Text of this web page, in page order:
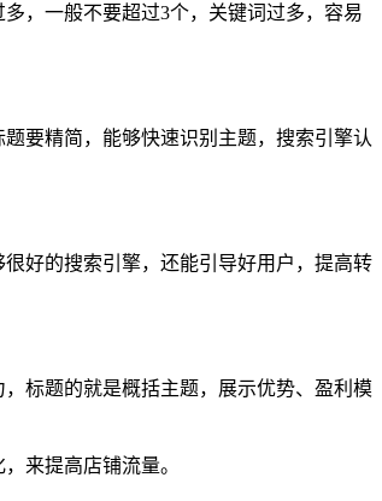
，一般不要超过3个，关键词过多，容易
要精简，能够快速识别主题，搜索引擎认
好的搜索引擎，还能引导好用户，提高转
标题的就是概括主题，展示优势、盈利模
来提高店铺流量。